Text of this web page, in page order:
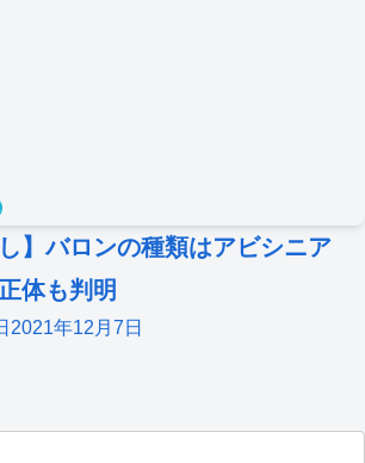
し】バロンの種類はアビシニア
体も判明
2021年12月7日